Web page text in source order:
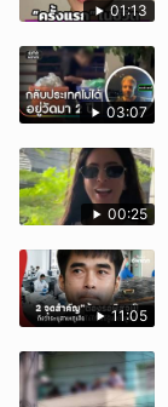
01:13
03:07
00:25
11:05